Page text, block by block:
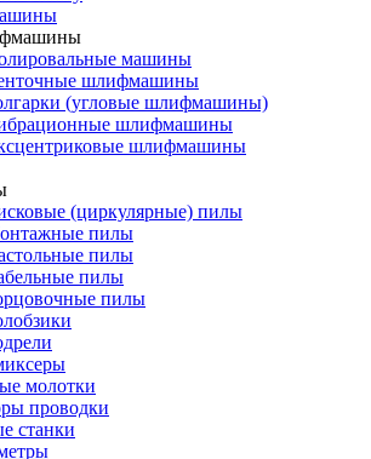
машины
шлифмашины
(угловые шлифмашины)
шлифмашины
шлифмашины
(циркулярные) пилы
пилы
пилы
пилы
пилы
молотки
проводки
станки